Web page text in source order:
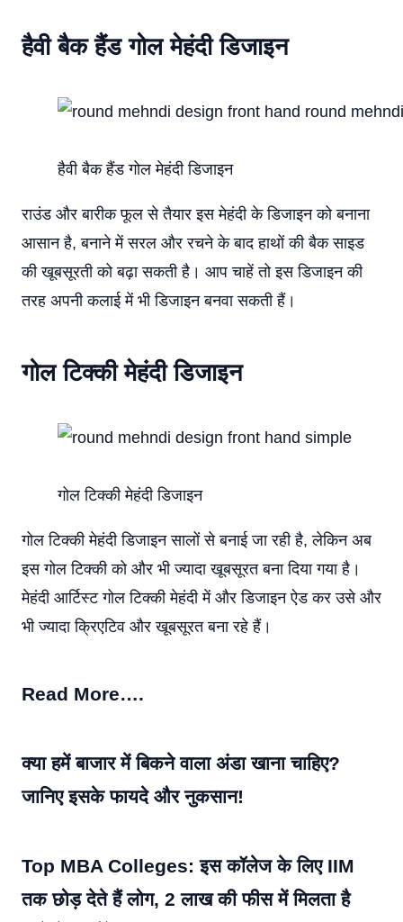
हैवी बैक हैंड गोल मेहंदी डिजाइन
हैवी बैक हैंड गोल मेहंदी डिजाइन
राउंड और बारीक फूल से तैयार इस मेहंदी के डिजाइन को बनाना
आसान है, बनाने में सरल और रचने के बाद हाथों की बैक साइड
की खूबसूरती को बढ़ा सकती है। आप चाहें तो इस डिजाइन की
तरह अपनी कलाई में भी डिजाइन बनवा सकती हैं।
गोल टिक्की मेहंदी डिजाइन
गोल टिक्की मेहंदी डिजाइन
गोल टिक्की मेहंदी डिजाइन सालों से बनाई जा रही है, लेकिन अब
इस गोल टिक्की को और भी ज्यादा खूबसूरत बना दिया गया है।
मेहंदी आर्टिस्ट गोल टिक्की मेहंदी में और डिजाइन ऐड कर उसे और
भी ज्यादा क्रिएटिव और खूबसूरत बना रहे हैं।
Read More….
क्या हमें बाजार में बिकने वाला अंडा खाना चाहिए?
जानिए इसके फायदे और नुकसान!
Top MBA Colleges: इस कॉलेज के लिए IIM
तक छोड़ देते हैं लोग, 2 लाख की फीस में मिलता है